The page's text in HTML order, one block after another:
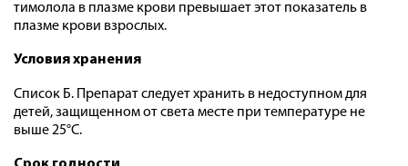
тимолола в плазме крови превышает этот показатель в
плазме крови взрослых.
Условия хранения
Список Б. Препарат следует хранить в недоступном для
детей, защищенном от света месте при температуре не
выше 25°C.